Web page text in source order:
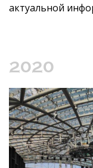
актуальной
2020